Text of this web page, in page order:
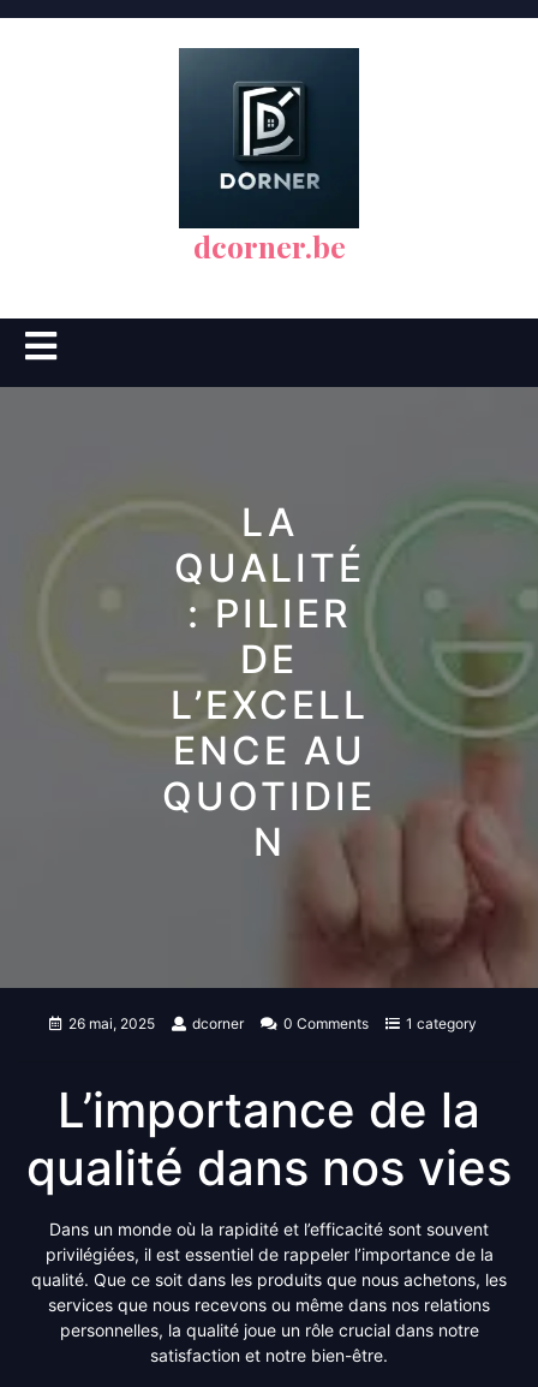
dcorner.be
Open
Button
LA
QUALITÉ
: PILIER
DE
L’EXCELL
ENCE AU
QUOTIDIE
N
26 mai, 2025 dcorner 0 Comments 1 category
L’importance de la
qualité dans nos vies
Dans un monde où la rapidité et l’efficacité sont souvent
privilégiées, il est essentiel de rappeler l’importance de la
qualité. Que ce soit dans les produits que nous achetons, les
services que nous recevons ou même dans nos relations
personnelles, la qualité joue un rôle crucial dans notre
satisfaction et notre bien-être.